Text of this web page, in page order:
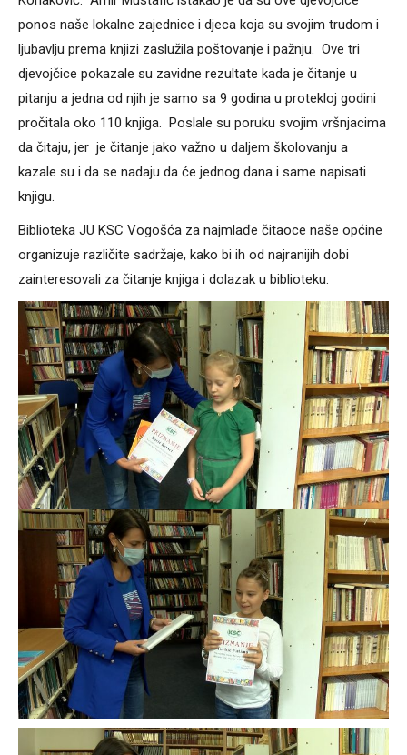
ponos naše lokalne zajednice i djeca koja su svojim trudom i
ljubavlju prema knjizi zaslužila poštovanje i pažnju. Ove tri
djevojčice pokazale su zavidne rezultate kada je čitanje u
pitanju a jedna od njih je samo sa 9 godina u protekloj godini
pročitala oko 110 knjiga. Poslale su poruku svojim vršnjacima
da čitaju, jer je čitanje jako važno u daljem školovanju a
kazale su i da se nadaju da će jednog dana i same napisati
knjigu.
Biblioteka JU KSC Vogošća za najmlađe čitaoce naše općine
organizuje različite sadržaje, kako bi ih od najranijih dobi
zainteresovali za čitanje knjiga i dolazak u biblioteku.